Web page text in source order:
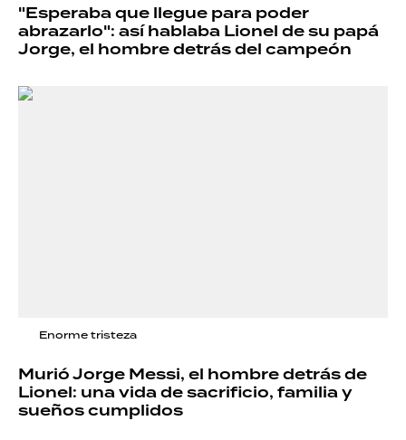
"Esperaba que llegue para poder
abrazarlo": así hablaba Lionel de su papá
Jorge, el hombre detrás del campeón
Enorme tristeza
Murió Jorge Messi, el hombre detrás de
Lionel: una vida de sacrificio, familia y
sueños cumplidos